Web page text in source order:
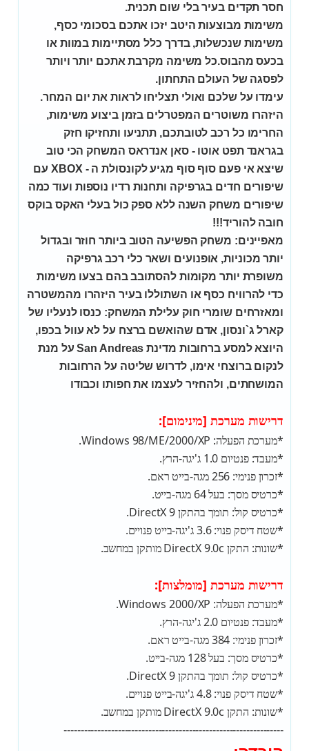
חסר תקדים בעיר בלי שום תכנית.
משימות מבוצעות היטב יזכו אתכם בסכומי כסף,
משימות שנכשלות, בדרך כלל מסתיימות במוות או
בכעס מהבוס.כל משימה מקרבת אתכם יותר ויותר
לפסגה של העולם התחתון.
עימדו על שלכם ואולי תצליחו לראות את יום המחר.
היזהרו משוטרים המפטרלים בזמן ביצוע משימות,
החרימו כל רכב לטובתכם, תתניעו ותחזיקו חזק
בגראנד תפט אוטו - סאן אנדראס המשחק הכי טוב
שיצא אי פעם סוף סוף מגיע לקונסולת ה - XBOX עם
שיפורים חדים בגרפיקה ותחנות רדיו נוספות ועוד כמה
שיפורים משחק השנה ללא ספק כול בעלי האקס בוקס
חובה להוריד!!!
מאפיינים: משחק הפשיעה הטוב ביותר חוזר ובגדול
יותר מכוניות, אופנועים ושאר כלי רכב גרפיקה
משופרת יותר מקומות להסתובב בהם בצעו משימות
כדי להרוויח כסף או השתוללו בעיר היזהרו מהמשטרה
ומאזרחים שומרי חוק עלילת המשחק: כנסו לנעליו של
קארל ג`ונסון, אדם שהואשם ברצח על לא עוול בכפו,
היוצא למסע ברחובות מדינת San Andreas על מנת
לנקום ברוצחי אימו, לדרוש שליטה על הרחובות
המושחתים, ולהחזיר לעצמו את חפותו וכבודו
דרישות מערכת [מינימום]:
*מערכת הפעלה: Windows 98/ME/2000/XP.
*מעבד: פנטיום 1.0 ג'יגה-הרץ.
*זכרון פנימי: 256 מגה-בייט ראם.
*כרטיס מסך: בעל 64 מגה-בייט.
*כרטיס קול: תומך בהתקן DirectX 9.
*שטח דיסק פנוי: 3.6 ג'יגה-בייט פנויים.
*שונות: התקן DirectX 9.0c מותקן במחשב.
דרישות מערכת [מומלצות]:
*מערכת הפעלה: Windows 2000/XP.
*מעבד: פנטיום 2.0 ג'יגה-הרץ.
*זכרון פנימי: 384 מגה-בייט ראם.
*כרטיס מסך: בעל 128 מגה-בייט.
*כרטיס קול: תומך בהתקן DirectX 9.
*שטח דיסק פנוי: 4.8 ג'יגה-בייט פנויים.
*שונות: התקן DirectX 9.0c מותקן במחשב.
-----------------------------------------------------------------